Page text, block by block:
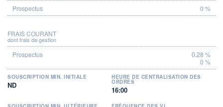
0 %
FRAIS COURANT
dont frais de gestion
0,28 %
0 %
SOUSCRIPTION MIN. INITIALE
ND
HEURE DE CENTRALISATION DES
ORDRES
16:00